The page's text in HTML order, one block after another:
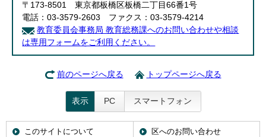
〒173-8501 東京都板橋区板橋二丁目66番1号
電話：03-3579-2603 ファクス：03-3579-4214
教育委員会事務局 教育総務課へのお問い合わせや相談
は専用フォームをご利用ください。
前のページへ戻る トップページへ戻る
表示 PC スマートフォン
このサイトについて 区へのお問い合わせ